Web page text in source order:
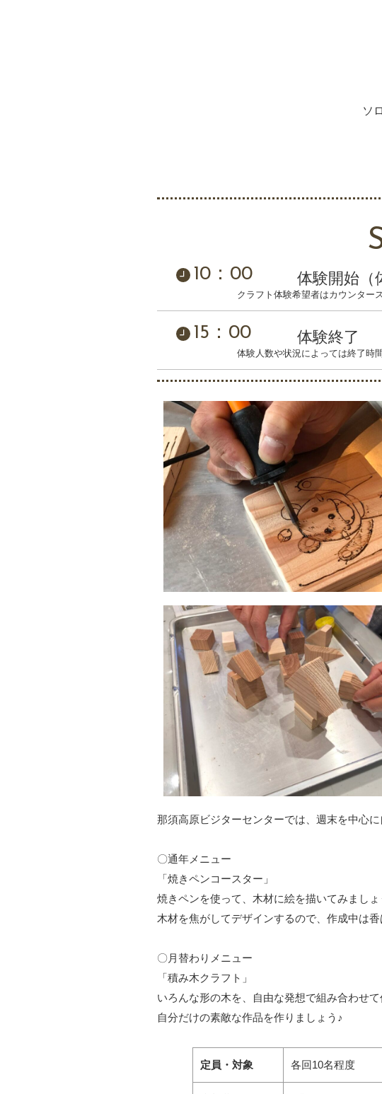
ソ
10：00 体験開始（
クラフト体験希望者はカウンター
15：00 体験終了
体験人数や状況によっては終了時
那須高原ビジターセンターでは、週末を中心
〇通年メニュー
「焼きペンコースター」
焼きペンを使って、木材に絵を描いてみましょ
木材を焦がしてデザインするので、作成中は
〇月替わりメニュー
「積み木クラフト」
いろんな形の木を、自由な発想で組み合わせて
自分だけの素敵な作品を作りましょう♪
定員・対象 各回10名程度